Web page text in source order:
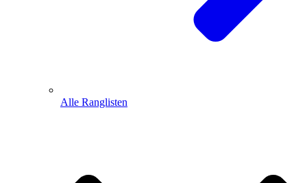
Alle Ranglisten